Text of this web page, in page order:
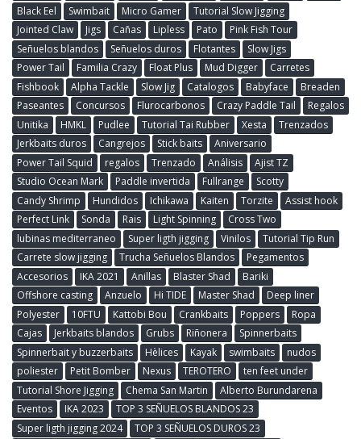
Black Eel
Swimbait Micro Gamer
Tutorial Slow Jigging
Jointed Claw
Jigs Cañas Lipless Pato
Pink Fish Tour
Señuelos blandos
Señuelos duros Flotantes
Slow Jigs
Power Tail
Familia Crazy Float Plus Mud Digger
Carretes
Fishbook
Alpha Tackle Slow Jig Catalogos Babyface
Breaden
Paseantes
Concursos Flurocarbonos Crazy Paddle Tail
Regalos
Unitika
HMKL Pudlee Tutorial Tai Rubber Xesta
Trenzados
Jerkbaits duros
Cangrejos Stick baits
Aniversario
Power Tail Squid
regalos Trenzado Análisis
Ajist TZ
Studio Ocean Mark
Paddle invertida Fullrange
Scotty
Candy Shrimp
Hundidos Ichikawa Kaiten Torzite
Assist hook
Perfect Link
Sonda Rais Light Spinning
Cross Two
lubinas mediterraneo
Super ligth jigging Vinilos
Tutorial Tip Run
Carrete slow jigging
Trucha Señuelos Blandos
Pegamentos
Accesorios
IKA 2021 Anillas Blaster Shad
Bariki
Offshore casting
Anzuelo Hi TIDE Master Shad
Deep liner
Polyester
10FTU Kattobi Bou Crankbaits Poppers
Ropa
Cajas
Jerkbaits blandos Grubs Riñonera
Spinnerbaits
Spinnerbait y buzzerbaits
Hèlices Kayak swimbaits
nudos
poliester
Petit Bomber Nexus TEROTERO
ten feet under
Tutorial Shore Jigging
Chema San Martin
Alberto Burundarena
Eventos
IKA 2023
TOP 3 SEÑUELOS BLANDOS 23
Super ligth jigging 2024
TOP 3 SEÑUELOS DUROS 23